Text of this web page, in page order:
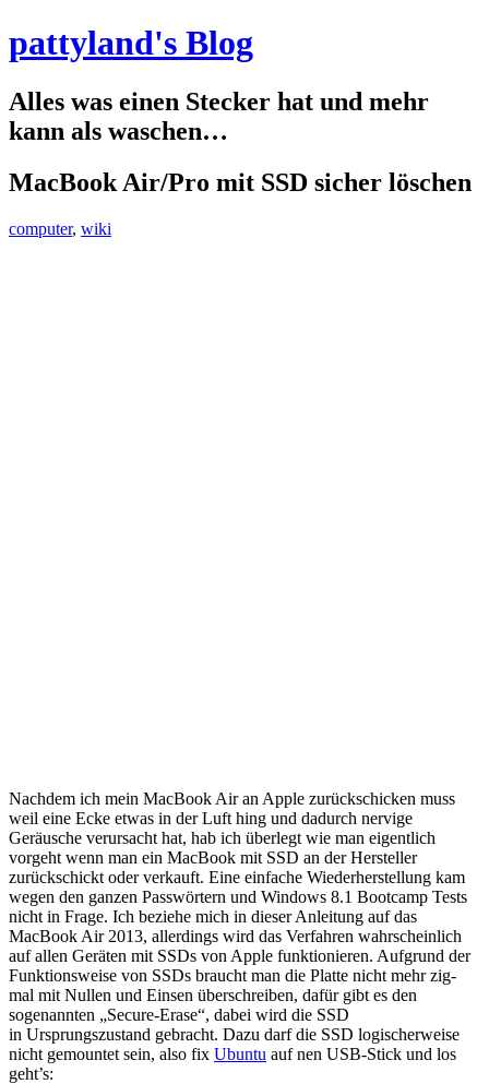
pattyland's Blog
Alles was einen Stecker hat und mehr
kann als waschen…
MacBook Air/Pro mit SSD sicher löschen
computer, wiki
Nachdem ich mein MacBook Air an Apple zurückschicken muss
weil eine Ecke etwas in der Luft hing und dadurch nervige
Geräusche verursacht hat, hab ich überlegt wie man eigentlich
vorgeht wenn man ein MacBook mit SSD an der Hersteller
zurückschickt oder verkauft. Eine einfache Wiederherstellung kam
wegen den ganzen Passwörtern und Windows 8.1 Bootcamp Tests
nicht in Frage. Ich beziehe mich in dieser Anleitung auf das
MacBook Air 2013, allerdings wird das Verfahren wahrscheinlich
auf allen Geräten mit SSDs von Apple funktionieren. Aufgrund der
Funktionsweise von SSDs braucht man die Platte nicht mehr zig-
mal mit Nullen und Einsen überschreiben, dafür gibt es den
sogenannten „Secure-Erase“, dabei wird die SSD
in Ursprungszustand gebracht. Dazu darf die SSD logischerweise
nicht gemountet sein, also fix Ubuntu auf nen USB-Stick und los
geht’s: